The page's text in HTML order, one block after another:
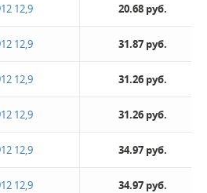
12,9 20.68 руб.
12,9 31.87 руб.
12,9 31.26 руб.
12,9 31.26 руб.
12,9 34.97 руб.
12,9 34.97 руб.